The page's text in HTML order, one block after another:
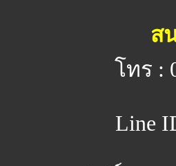
ส
โทร :
Line